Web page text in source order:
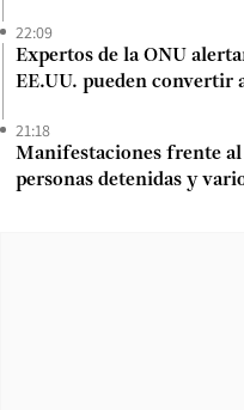
22:09
Expertos de la ONU
EE.UU. pueden convertir
21:18
Manifestaciones frente
personas detenidas y